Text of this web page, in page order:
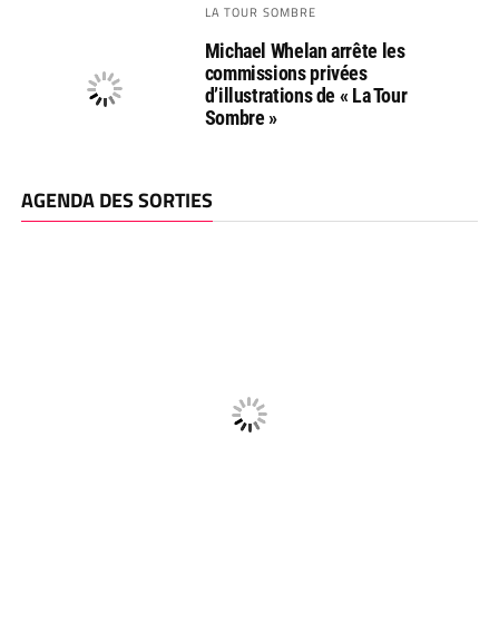
LA TOUR SOMBRE
Michael Whelan arrête les
commissions privées
d’illustrations de « La Tour
Sombre »
AGENDA DES SORTIES